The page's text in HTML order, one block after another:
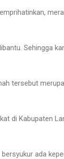
Sehingga
tersebut
di Kabupaten
ada